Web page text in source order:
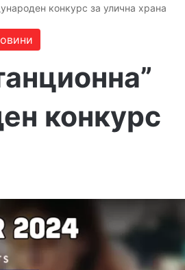
конкурс за улична храна
конкурс